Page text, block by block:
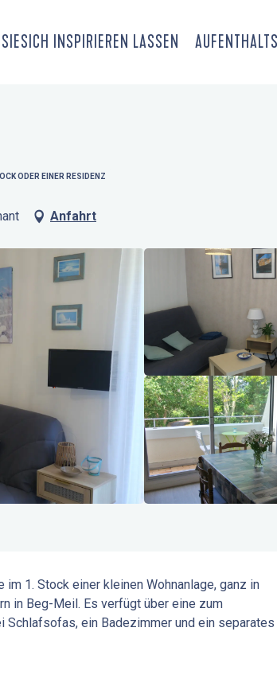
SICH INSPIRIEREN LASSEN AUFENTHALT
ODER EINER RESIDENZ
Anfahrt
1. Stock einer kleinen Wohnanlage, ganz in
in Beg-Meil. Es verfügt über eine zum
ein Badezimmer und ein separates